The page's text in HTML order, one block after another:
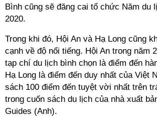
Bình cũng sẽ đăng cai tổ chức Năm du
2020.
Trong khi đó, Hội An và Hạ Long cũng
cạnh về độ nổi tiếng. Hội An trong năm
tạp chí du lịch bình chọn là điểm đến
Hạ Long là điểm đến duy nhất của Việt
sách 100 điểm đến tuyệt vời nhất trên
trong cuốn sách du lịch của nhà xuất
Guides (Anh).